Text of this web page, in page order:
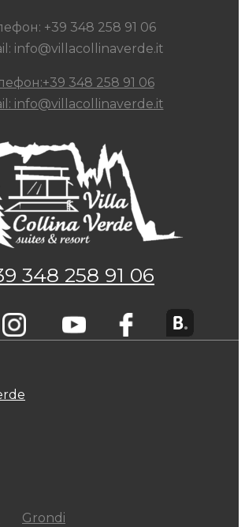
+39 348 258 91 06
info@villacollinaverde.it
348 258 91 06
info@villacollinaverde.it
348 258 91 06
Grondi